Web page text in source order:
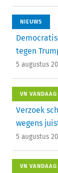
NIEUWS
tegen
5 augustus
VN VANDAAG
Verzoek
wegens
5 augustus
VN VANDAAG